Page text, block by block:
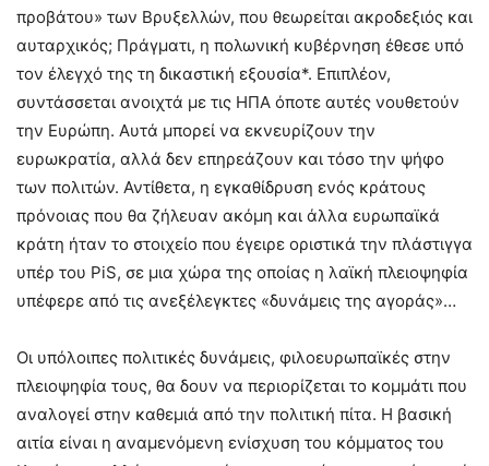
προβάτου» των Βρυξελλών, που θεωρείται ακροδεξιός και
αυταρχικός; Πράγματι, η πολωνική κυβέρνηση έθεσε υπό
τον έλεγχό της τη δικαστική εξουσία*. Επιπλέον,
συντάσσεται ανοιχτά με τις ΗΠΑ όποτε αυτές νουθετούν
την Ευρώπη. Αυτά μπορεί να εκνευρίζουν την
ευρωκρατία, αλλά δεν επηρεάζουν και τόσο την ψήφο
των πολιτών. Αντίθετα, η εγκαθίδρυση ενός κράτους
πρόνοιας που θα ζήλευαν ακόμη και άλλα ευρωπαϊκά
κράτη ήταν το στοιχείο που έγειρε οριστικά την πλάστιγγα
υπέρ του PiS, σε μια χώρα της οποίας η λαϊκή πλειοψηφία
υπέφερε από τις ανεξέλεγκτες «δυνάμεις της αγοράς»…
Οι υπόλοιπες πολιτικές δυνάμεις, φιλοευρωπαϊκές στην
πλειοψηφία τους, θα δουν να περιορίζεται το κομμάτι που
αναλογεί στην καθεμιά από την πολιτική πίτα. Η βασική
αιτία είναι η αναμενόμενη ενίσχυση του κόμματος του